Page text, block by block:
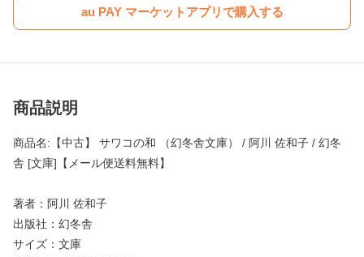
au PAY マーケットアプリで購入する
商品説明
商品名:【中古】 サワコの和 （幻冬舎文庫） / 阿川 佐和子 / 幻冬
舎 [文庫]【メール便送料無料】
著者：阿川 佐和子
出版社：幻冬舎
サイズ：文庫